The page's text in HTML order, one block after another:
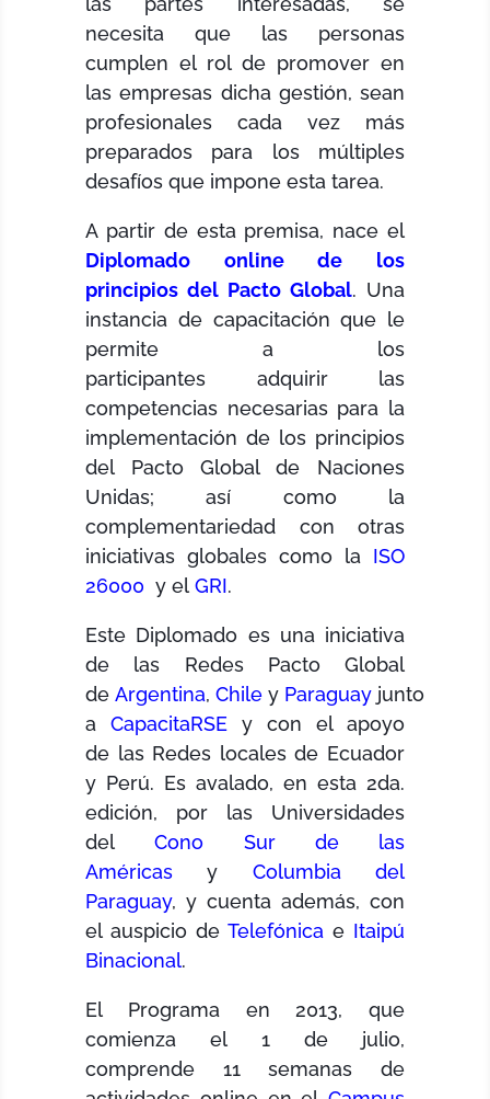
necesita que las personas
cumplen el rol de promover en
las empresas dicha gestión, sean
profesionales cada vez más
preparados para los múltiples
desafíos que impone esta tarea.
A partir de esta premisa, nace el
Diplomado online de los
principios del Pacto Global. Una
instancia de capacitación que le
permite a los
participantes adquirir las
competencias necesarias para la
implementación de los principios
del Pacto Global de Naciones
Unidas; así como la
complementariedad con otras
iniciativas globales como la ISO
26000 y elGRI.
Este Diplomado es una iniciativa
de las Redes Pacto Global
deArgentina,Chile y Paraguay junto
aCapacitaRSE y con el apoyo
de las Redes locales de Ecuador
y Perú. Es avalado, en esta 2da.
edición, por las Universidades
delCono Sur de las
Américas y Columbia del
Paraguay, y cuenta además, con
el auspicio deTelefónica e Itaipú
Binacional.
El Programa en 2013, que
comienza el 1 de julio,
comprende 11 semanas de